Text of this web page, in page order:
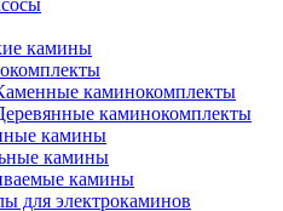
камины
каминокомплекты
каминокомплекты
камины
камины
камины
для электрокаминов